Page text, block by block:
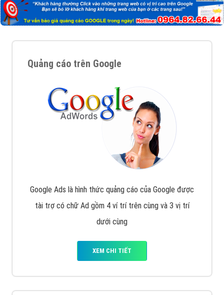
Quảng cáo trên Google
Google Ads là hình thức quảng cáo của Google được
tài trợ có chữ Ad gồm 4 ví trí trên cùng và 3 vị trí
dưới cùng
XEM CHI TIẾT